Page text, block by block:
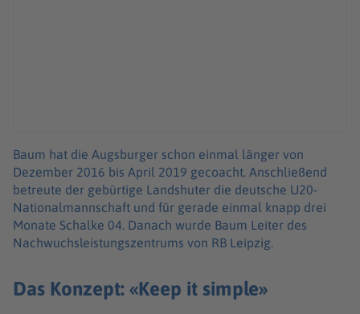
Baum hat die Augsburger schon einmal länger von
Dezember 2016 bis April 2019 gecoacht. Anschließend
betreute der gebürtige Landshuter die deutsche U20-
Nationalmannschaft und für gerade einmal knapp drei
Monate Schalke 04. Danach wurde Baum Leiter des
Nachwuchsleistungszentrums von RB Leipzig.
Das Konzept: «Keep it simple»